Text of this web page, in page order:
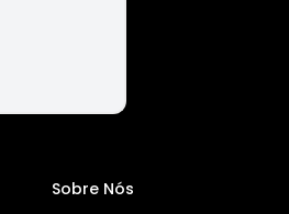
Sobre Nós